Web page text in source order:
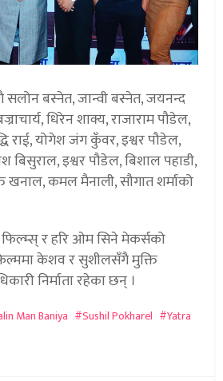
बस्नेत, जान्वी बस्नेत, जयनन्द
धिरेन शाक्य, राजाराम पौडेल,
राई, योगेश जंग कुँवर, इश्वर पौडेल,
बिसुराल, इश्वर पौडेल, बिशाल पहाडी,
खनाल, कमल मैनाली, सौगात शर्माको
र हरि ओम सिने मेकर्सको
केशव र सुशीलसँगै मुक्ति
निर्माता रहेका छन् ।
Man Baniya Sushil Pokharel
Yatra